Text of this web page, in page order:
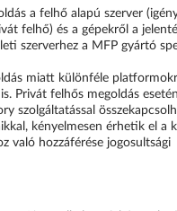
a felhő alapú szerver
felhő) és a gépekről a
szerverhez a MFP gyártó
miatt különféle
Privát felhős megoldás
szolgáltatással
kényelmesen érhetik el a
való hozzáférése jogosultsági